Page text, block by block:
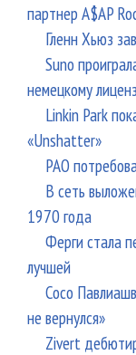
партнер A$AP
Гленн Хьюз
Suno
немецкому
Linkin Park
«Unshatter»
РАО
В сеть
1970 года
Ферги стала
лучшей
Сосо
не вернулся»
Zivert